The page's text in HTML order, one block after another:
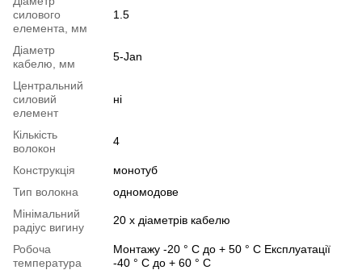
силового
елемента, мм
1.5
Діаметр
кабелю, мм
5-Jan
Центральний
силовий
елемент
ні
Кількість
волокон
4
Конструкція
монотуб
Тип волокна
одномодове
Мінімальний
радіус вигину
20 х діаметрів кабелю
Робоча
температура
Монтажу -20 ° C до + 50 ° C Експлуатації
-40 ° C до + 60 ° C